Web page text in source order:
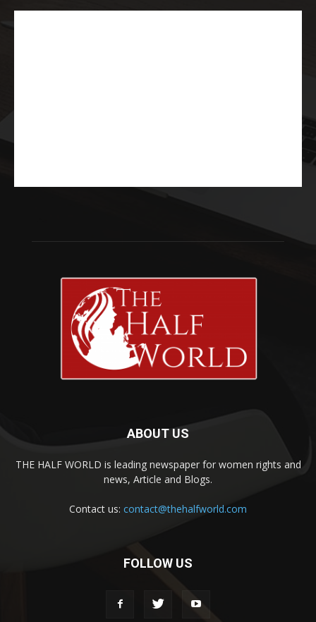
ABOUT US
THE HALF WORLD is leading newspaper for women rights and
news, Article and Blogs.
Contact us: contact@thehalfworld.com
FOLLOW US